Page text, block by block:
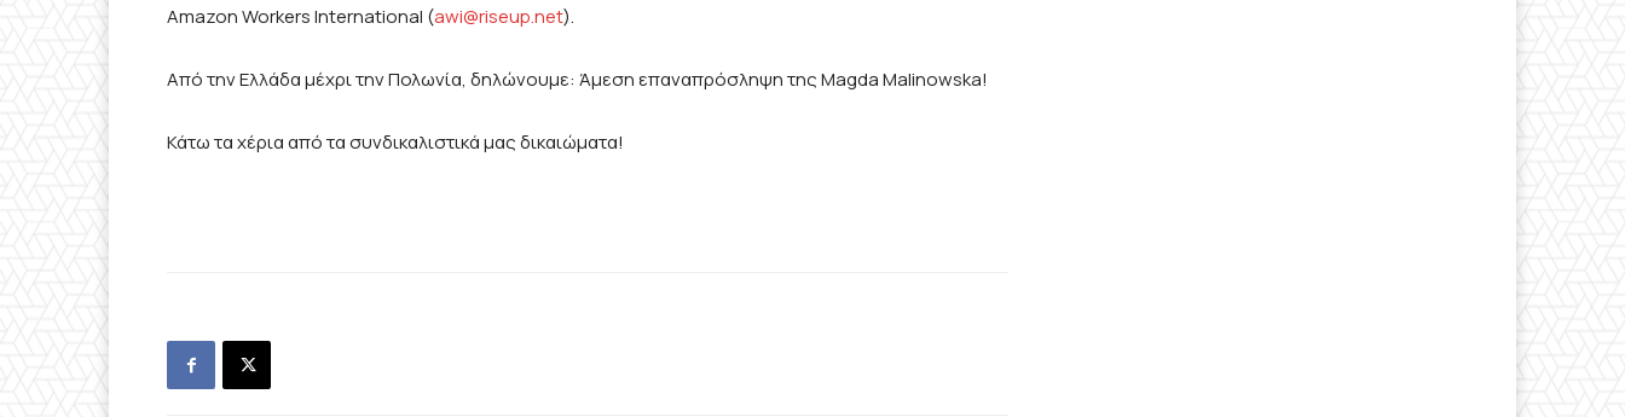
Amazon Workers International (awi@riseup.net).
Από την Ελλάδα μέχρι την Πολωνία, δηλώνουμε: Άμεση επαναπρόσληψη της Magda Malinowska!
Κάτω τα χέρια από τα συνδικαλιστικά μας δικαιώματα!